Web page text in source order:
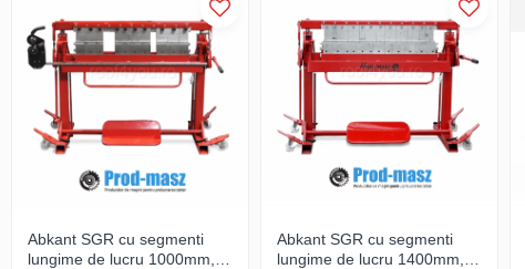
Abkant SGR cu segmenti
lungime de lucru 1000mm,
Abkant SGR cu segmenti
lungime de lucru 1400mm,